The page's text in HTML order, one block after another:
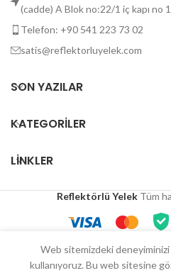
(cadde) A Blok no:22/1 iç kapı no
Telefon: +90 541 223 73 02
satis@reflektorluyelek.com
SON YAZILAR
KATEGORILER
LINKLER
Reflektörlü Yelek Tüm
Web sitemizdeki
kullanıyoruz. Bu web sitesine
Sipariş İçin Arayın